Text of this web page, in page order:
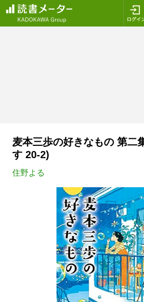
麦本三歩の好きなもの 第二
す 20-2)
住野よる